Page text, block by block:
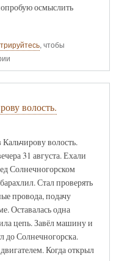
осмыслить
, чтобы
волость.
волость.
31 августа. Ехали
Солнечногорском
Стал проверять
провода, подачу
Оставалась одна
цепь. Завёл машину и
до Солнечногорска.
Когда открыл